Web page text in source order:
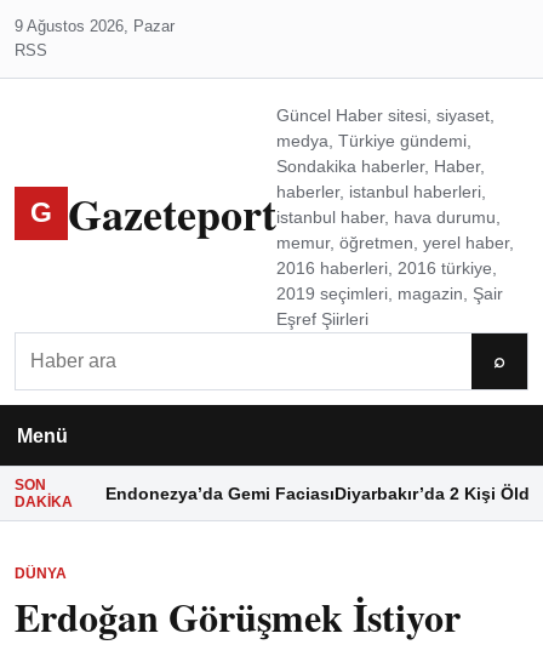
9 Ağustos 2026, Pazar
RSS
G Gazeteport
Güncel Haber sitesi, siyaset,
medya, Türkiye gündemi,
Sondakika haberler, Haber,
haberler, istanbul haberleri,
istanbul haber, hava durumu,
memur, öğretmen, yerel haber,
2016 haberleri, 2016 türkiye,
2019 seçimleri, magazin, Şair
Eşref Şiirleri
⌕
Menü
SON
DAKIKA
Endonezya’da Gemi FaciasıDiyarbakır’da 2 Kişi Öldü
DÜNYA
Erdoğan Görüşmek İstiyor